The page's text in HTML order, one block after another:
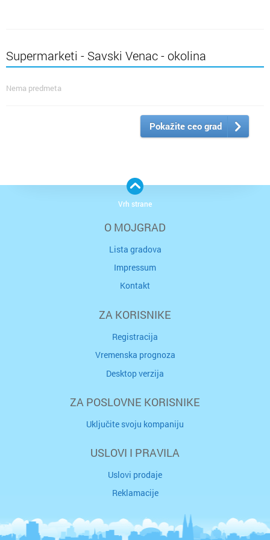
Supermarketi - Savski Venac - okolina
Nema predmeta
Pokažite ceo grad
O MOJGRAD
Lista gradova
Impressum
Kontakt
ZA KORISNIKE
Registracija
Vremenska prognoza
Desktop verzija
ZA POSLOVNE KORISNIKE
Uključite svoju kompaniju
USLOVI I PRAVILA
Uslovi prodaje
Reklamacije
Vrh strane